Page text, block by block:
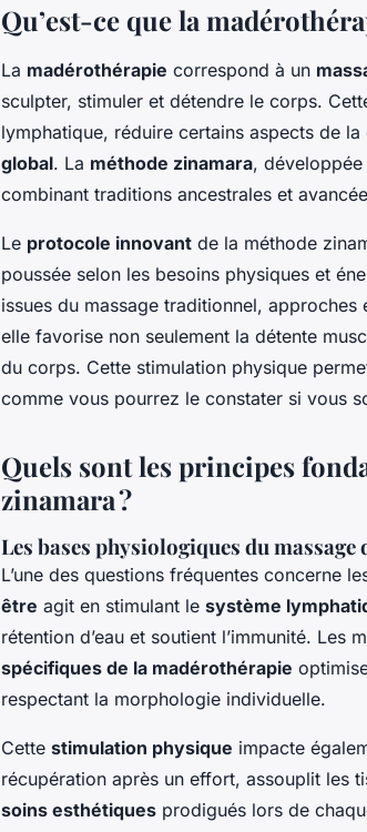
Qu’est-ce que la
La madérothérapie correspond à un
sculpter, stimuler et détendre le corps.
lymphatique, réduire certains aspects de
global. La méthode zinamara,
combinant traditions ancestrales et
Le protocole innovant de la méthode
poussée selon les besoins physiques et
issues du massage traditionnel,
elle favorise non seulement la détente
du corps. Cette stimulation physique
comme vous pourrez le constater si vous
Quels sont les principes
zinamara ?
Les bases physiologiques du
L’une des questions fréquentes concerne
être agit en stimulant le système
rétention d’eau et soutient l’immunité. Les
spécifiques de la madérothérapie
respectant la morphologie individuelle.
Cette stimulation physique impacte
récupération après un effort, assouplit les
soins esthétiques prodigués lors de